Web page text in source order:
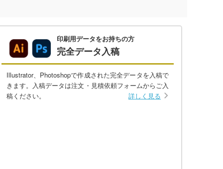
印刷用データをお持ちの方
完全データ入稿
Illustrator、Photoshopで作成された完全データを入稿で
きます。入稿データは注文・見積依頼フォームからご入
稿ください。
詳しく見る